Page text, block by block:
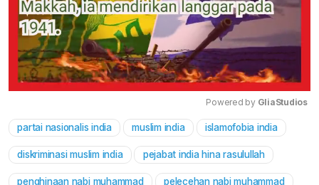
Mute
Powered by GliaStudios
partai nasionalis india muslim india islamofobia india
diskriminasi muslim india pejabat india hina rasulullah
penghinaan nabi muhammad pelecehan nabi muhammad